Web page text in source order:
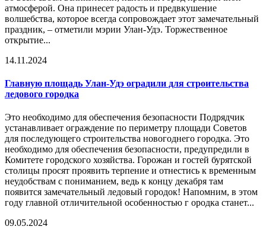
атмосферой. Она принесет радость и предвкушение
волшебства, которое всегда сопровождает этот замечательный
праздник, – отметили мэрии Улан-Удэ. Торжественное
открытие...
14.11.2024
Главную площадь Улан-Удэ оградили для строительства
ледового городка
Это необходимо для обеспечения безопасности Подрядчик
устанавливает ограждение по периметру площади Советов
для последующего строительства новогоднего городка. Это
необходимо для обеспечения безопасности, предупредили в
Комитете городского хозяйства. Горожан и гостей бурятской
столицы просят проявить терпение и отнестись к временным
неудобствам с пониманием, ведь к концу декабря там
появится замечательный ледовый городок! Напомним, в этом
году главной отличительной особенностью г ородка станет...
09.05.2024